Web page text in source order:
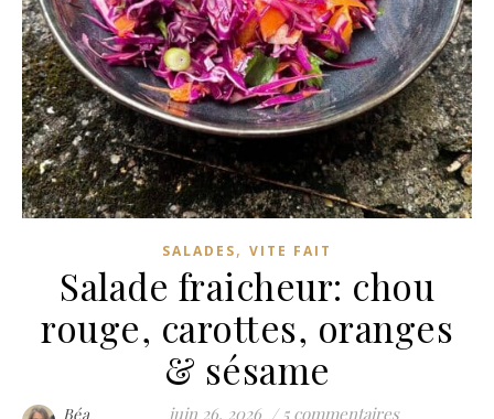
SALADES, VITE FAIT
Salade fraicheur: chou
rouge, carottes, oranges
& sésame
Béa juin 26, 2026 / 5 commentaires